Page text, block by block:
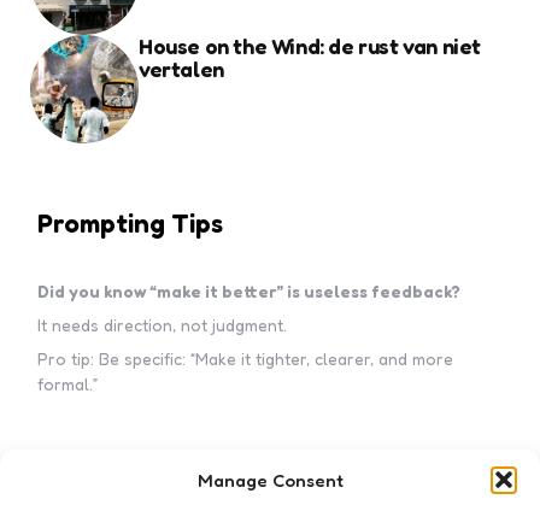
Manage Consent
House on the Wind: de rust van niet
vertalen
Prompting Tips
Did you know “make it better” is useless feedback?
It needs direction, not judgment.
Pro tip: Be specific: “Make it tighter, clearer, and more
formal.”
Subscribe to my newsletter!